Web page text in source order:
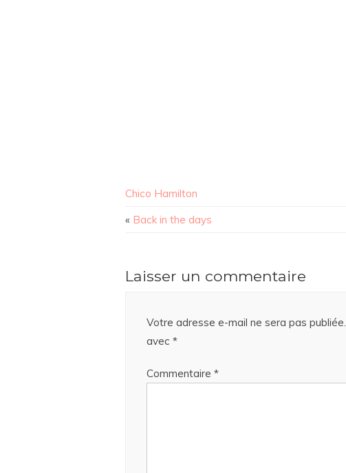
Chico Hamilton
« Back in the days
Laisser un commentaire
Votre adresse e-mail ne sera pas publiée.
avec *
Commentaire *